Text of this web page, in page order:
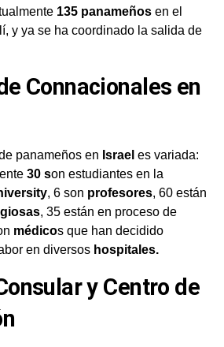
135 panameños en el
y ya se ha coordinado la salida de
Connacionales en
panameños en Israel es variada:
30 son estudiantes en la
, 6 son profesores, 60 están
, 35 están en proceso de
médicos que han decidido
en diversos hospitales.
y Centro de